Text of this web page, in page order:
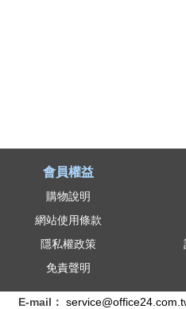
會員權益
購物說明
網站使用條款
隱私權政策
免責聲明
E-mail：